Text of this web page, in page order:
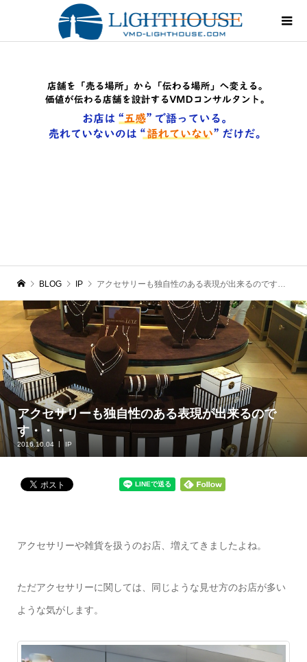
BLOG IP アクセサリーも独自性のある表現が出来るのです・・・
アクセサリーも独自性のある表現が出来るので
す・・・
2016.10.04 IP
アクセサリーや雑貨を扱うのお店、増えてきましたよね。
ただアクセサリーに関しては、同じような見せ方のお店が多い
ような気がします。